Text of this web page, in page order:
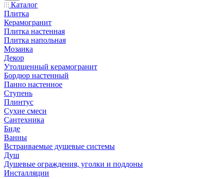
Каталог
Плитка
Керамогранит
Плитка настенная
Плитка напольная
Мозаика
Декор
Утолщенный керамогранит
Бордюр настенный
Панно настенное
Ступень
Плинтус
Сухие смеси
Сантехника
Биде
Ванны
Встраиваемые душевые системы
Душ
Душевые ограждения, уголки и поддоны
Инсталляции